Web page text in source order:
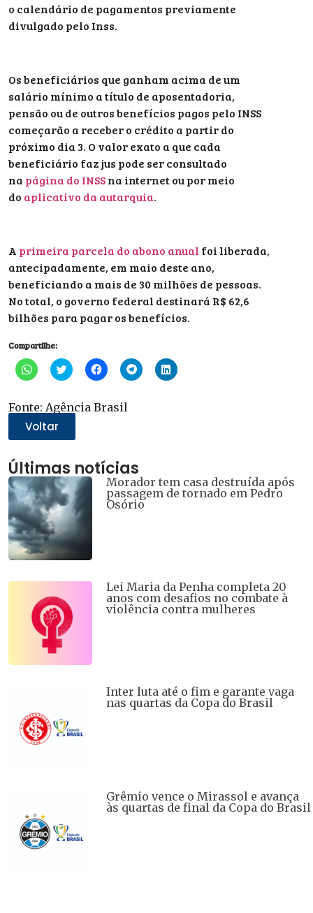
o calendário de pagamentos previamente
divulgado pelo Inss.
Os beneficiários que ganham acima de um
salário mínimo a título de aposentadoria,
pensão ou de outros benefícios pagos pelo INSS
começarão a receber o crédito a partir do
próximo dia 3. O valor exato a que cada
beneficiário faz jus pode ser consultado
na página do INSSna internet ou por meio
do aplicativo da autarquia.
A primeira parcela do abono anual foi liberada,
antecipadamente, em maio deste ano,
beneficiando a mais de 30 milhões de pessoas.
No total, o governo federal destinará R$ 62,6
bilhões para pagar os benefícios.
Compartilhe:
Clique
para
WhatsApp(abre
em
nova
janela)
Clique
para
Twitter(abre
em
Clique
para
Facebook(abre
em
Clique
para
Clique
para
Fonte: Agência Brasil
Voltar
Últimas notícias
Morador tem casa destruída após
passagem de tornado em Pedro
Osório
Lei Maria da Penha completa 20
anos com desafios no combate à
violência contra mulheres
Inter luta até o fim e garante vaga
nas quartas da Copa do Brasil
Grêmio vence o Mirassol e avança
às quartas de final da Copa do Brasil